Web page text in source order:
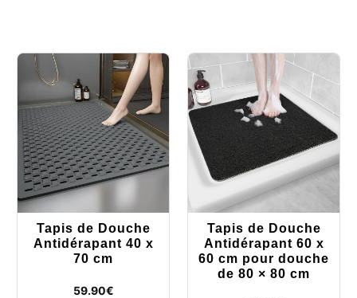
Tapis de Douche
Antidérapant 40 x
70 cm
59.90€
Tapis de Douche
Antidérapant 60 x
60 cm pour douche
de 80 × 80 cm